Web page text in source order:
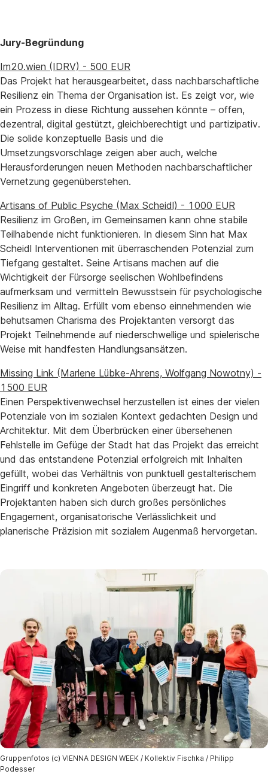
Jury-Begründung
Im20.wien (IDRV) - 500 EUR
Das Projekt hat herausgearbeitet, dass nachbarschaftliche
Resilienz ein Thema der Organisation ist. Es zeigt vor, wie
ein Prozess in diese Richtung aussehen könnte – offen,
dezentral, digital gestützt, gleichberechtigt und partizipativ.
Die solide konzeptuelle Basis und die
Umsetzungsvorschlage zeigen aber auch, welche
Herausforderungen neuen Methoden nachbarschaftlicher
Vernetzung gegenüberstehen.
Artisans of Public Psyche (Max Scheidl) - 1000 EUR
Resilienz im Großen, im Gemeinsamen kann ohne stabile
Teilhabende nicht funktionieren. In diesem Sinn hat Max
Scheidl Interventionen mit überraschenden Potenzial zum
Tiefgang gestaltet. Seine Artisans machen auf die
Wichtigkeit der Fürsorge seelischen Wohlbefindens
aufmerksam und vermitteln Bewusstsein für psychologische
Resilienz im Alltag. Erfüllt vom ebenso einnehmenden wie
behutsamen Charisma des Projektanten versorgt das
Projekt Teilnehmende auf niederschwellige und spielerische
Weise mit handfesten Handlungsansätzen.
Missing Link (Marlene Lübke-Ahrens, Wolfgang Nowotny) -
1500 EUR
Einen Perspektivenwechsel herzustellen ist eines der vielen
Potenziale von im sozialen Kontext gedachten Design und
Architektur. Mit dem Überbrücken einer übersehenen
Fehlstelle im Gefüge der Stadt hat das Projekt das erreicht
und das entstandene Potenzial erfolgreich mit Inhalten
gefüllt, wobei das Verhältnis von punktuell gestalterischem
Eingriff und konkreten Angeboten überzeugt hat. Die
Projektanten haben sich durch großes persönliches
Engagement, organisatorische Verlässlichkeit und
planerische Präzision mit sozialem Augenmaß hervorgetan.
Gruppenfotos (c) VIENNA DESIGN WEEK / Kollektiv Fischka / Philipp
Podesser